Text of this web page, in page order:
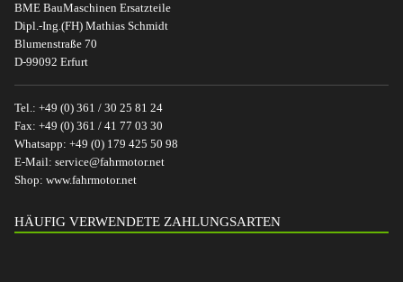
BME BauMaschinen Ersatzteile
Dipl.-Ing.(FH) Mathias Schmidt
Blumenstraße 70
D-99092 Erfurt
Tel.: +49 (0) 361 / 30 25 81 24
Fax: +49 (0) 361 / 41 77 03 30
Whatsapp: +49 (0) 179 425 50 98
E-Mail: service@fahrmotor.net
Shop: www.fahrmotor.net
HÄUFIG VERWENDETE ZAHLUNGSARTEN